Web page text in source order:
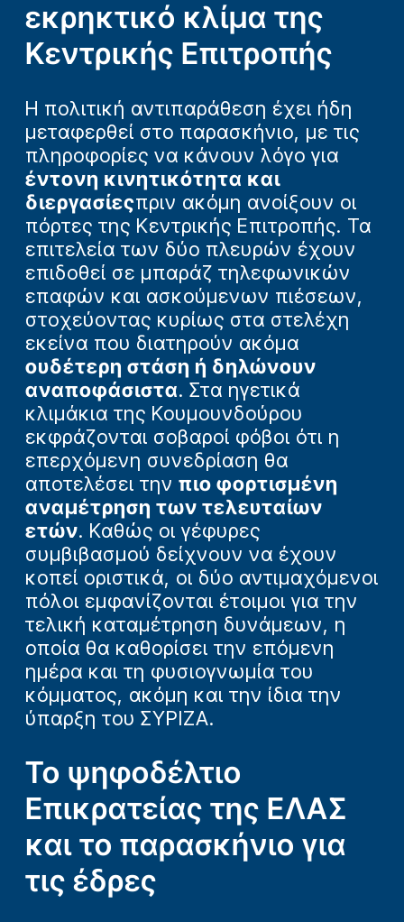
εκρηκτικό κλίμα της
Κεντρικής Επιτροπής
Η πολιτική αντιπαράθεση έχει ήδη
μεταφερθεί στο παρασκήνιο, με τις
πληροφορίες να κάνουν λόγο για
έντονη κινητικότητα και
διεργασίεςπριν ακόμη ανοίξουν οι
πόρτες της Κεντρικής Επιτροπής. Τα
επιτελεία των δύο πλευρών έχουν
επιδοθεί σε μπαράζ τηλεφωνικών
επαφών και ασκούμενων πιέσεων,
στοχεύοντας κυρίως στα στελέχη
εκείνα που διατηρούν ακόμα
ουδέτερη στάση ή δηλώνουν
αναποφάσιστα. Στα ηγετικά
κλιμάκια της Κουμουνδούρου
εκφράζονται σοβαροί φόβοι ότι η
επερχόμενη συνεδρίαση θα
αποτελέσει την πιο φορτισμένη
αναμέτρηση των τελευταίων
ετών. Καθώς οι γέφυρες
συμβιβασμού δείχνουν να έχουν
κοπεί οριστικά, οι δύο αντιμαχόμενοι
πόλοι εμφανίζονται έτοιμοι για την
τελική καταμέτρηση δυνάμεων, η
οποία θα καθορίσει την επόμενη
ημέρα και τη φυσιογνωμία του
κόμματος, ακόμη και την ίδια την
ύπαρξη του ΣΥΡΙΖΑ.
Το ψηφοδέλτιο
Επικρατείας της ΕΛΑΣ
και το παρασκήνιο για
τις έδρες